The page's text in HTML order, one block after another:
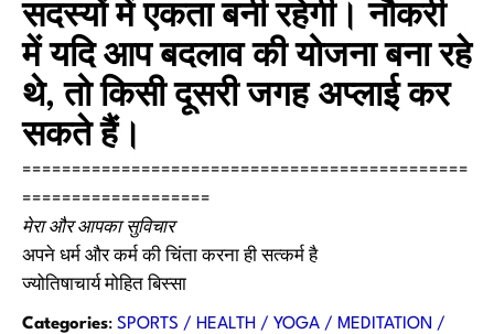
सदस्यों में एकता बनी रहेगी। नौकरी
में यदि आप बदलाव की योजना बना रहे
थे, तो किसी दूसरी जगह अप्लाई कर
सकते हैं।
=============================================
===================
मेरा और आपका सुविचार
अपने धर्म और कर्म की चिंता करना ही सत्कर्म है
ज्योतिषाचार्य मोहित बिस्सा
Categories: SPORTS / HEALTH / YOGA / MEDITATION /